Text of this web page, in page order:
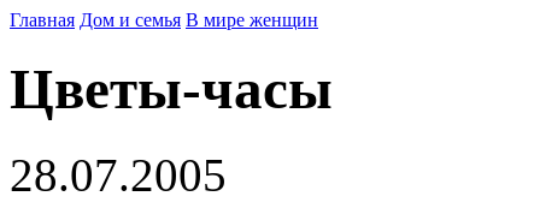
Главная Дом и семья В мире женщин
Цветы-часы
28.07.2005